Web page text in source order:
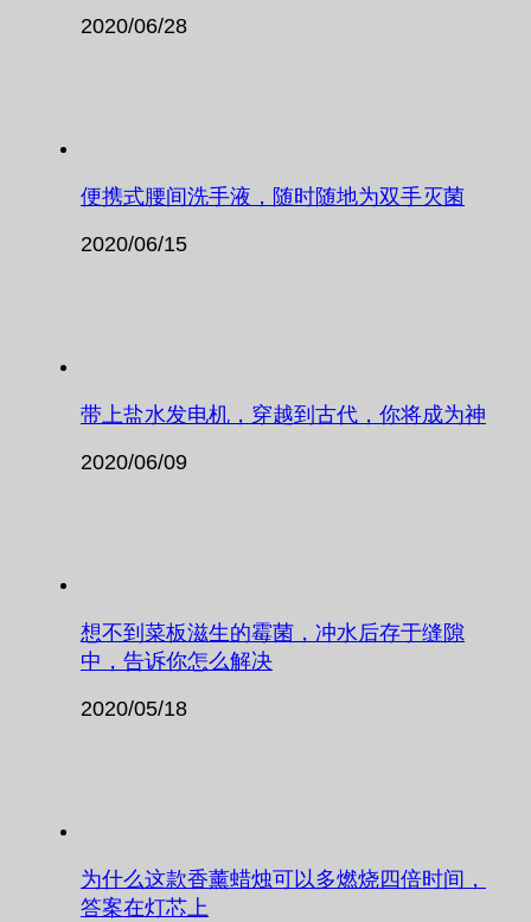
2020/06/28
便携式腰间洗手液，随时随地为双手灭菌
2020/06/15
带上盐水发电机，穿越到古代，你将成为神
2020/06/09
想不到菜板滋生的霉菌，冲水后存于缝隙
中，告诉你怎么解决
2020/05/18
为什么这款香薰蜡烛可以多燃烧四倍时间，
答案在灯芯上